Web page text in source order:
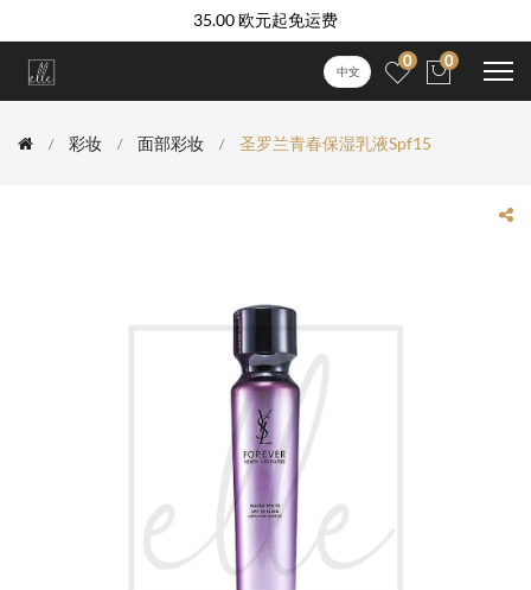
35.00 欧元起免运费
中文
0 0
彩妆 面部彩妆 圣罗兰青春保湿乳液spf15